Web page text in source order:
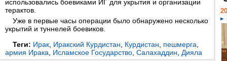
использовались боевиками ИГ для укрытия и организации
терактов.
Уже в первые часы операции было обнаружено несколько
укрытий и туннелей боевиков.
Теги: Ирак Иракский Курдистан Курдистан пешмерга
армия Ирака
Исламское Государство Салахаддин Дияла